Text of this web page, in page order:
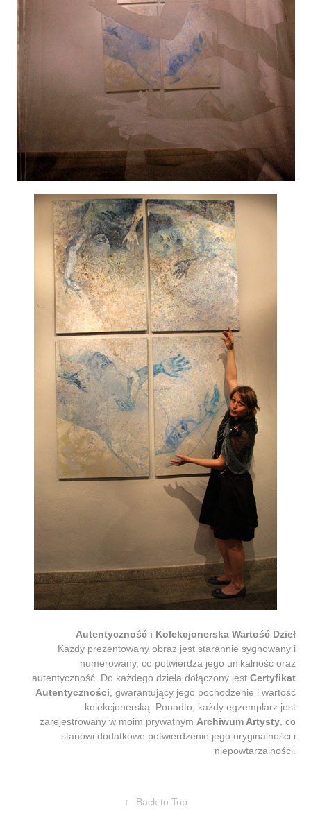
Autentyczność i Kolekcjonerska Wartość Dzieł
Każdy prezentowany obraz jest starannie sygnowany i
numerowany, co potwierdza jego unikalność oraz
autentyczność. Do każdego dzieła dołączony jest Certyfikat
Autentyczności , gwarantujący jego pochodzenie i wartość
kolekcjonerską. Ponadto, każdy egzemplarz jest
zarejestrowany w moim prywatnym Archiwum Artysty, co
stanowi dodatkowe potwierdzenie jego oryginalności i
niepowtarzalności.
↑ Back to Top